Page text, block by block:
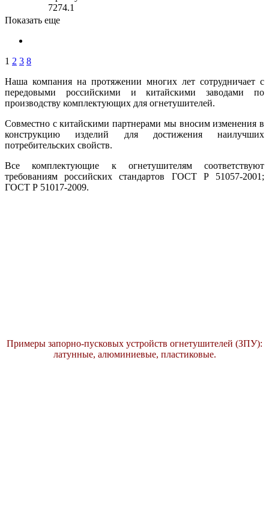
7274.1
Показать еще
1 2 3 8
Наша компания на протяжении многих лет сотрудничает с
передовыми российскими и китайскими заводами по
производству комплектующих для огнетушителей.
Совместно с китайскими партнерами мы вносим изменения в
конструкцию изделий для достижения наилучших
потребительских свойств.
Все комплектующие к огнетушителям соответствуют
требованиям российских стандартов ГОСТ Р 51057-2001;
ГОСТ Р 51017-2009.
Примеры запорно-пусковых устройств огнетушителей (ЗПУ):
латунные, алюминиевые, пластиковые.